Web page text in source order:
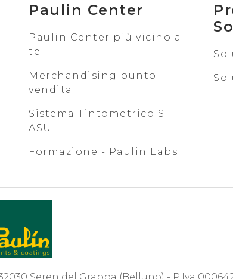
Paulin Center
Paulin Center più vicino a
te
Merchandising punto
vendita
Sistema Tintometrico ST-
ASU
Formazione - Paulin Labs